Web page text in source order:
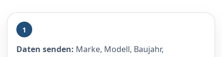
1
Daten senden: Marke, Modell, Baujahr,